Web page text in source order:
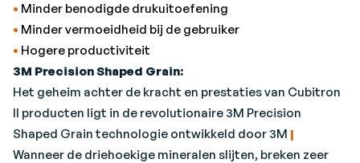
• Minder benodigde drukuitoefening
• Minder vermoeidheid bij de gebruiker
• Hogere productiviteit
3M Precision Shaped Grain:
Het geheim achter de kracht en prestaties van Cubitron
II producten ligt in de revolutionaire 3M Precision
Shaped Grain technologie ontwikkeld door 3M |
Wanneer de driehoekige mineralen slijten, breken zeer